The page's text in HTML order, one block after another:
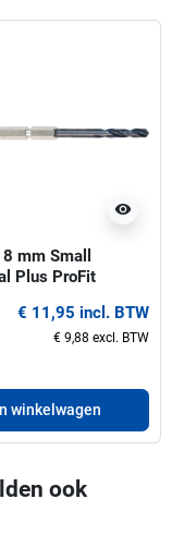
visibility
mm Small
Plus ProFit
€ 11,95 incl. BTW
€ 9,88 excl. BTW
winkelwagen
ook